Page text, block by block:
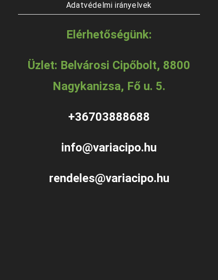
Adatvédelmi irányelvek
Elérhetőségünk:
Üzlet: Belvárosi Cipőbolt, 8800
Nagykanizsa, Fő u. 5.
+36703888688
info@variacipo.hu
rendeles@variacipo.hu